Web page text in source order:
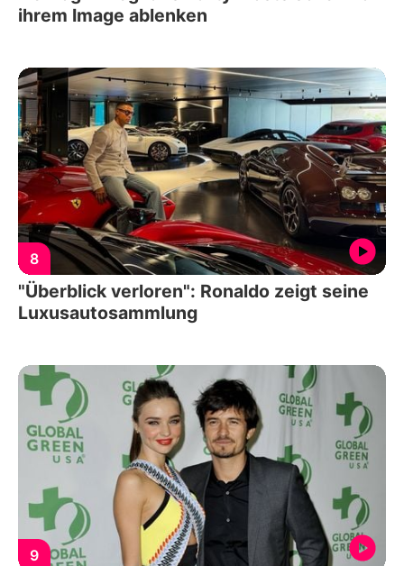
ihrem Image ablenken
8
"Überblick verloren": Ronaldo zeigt seine
Luxusautosammlung
9